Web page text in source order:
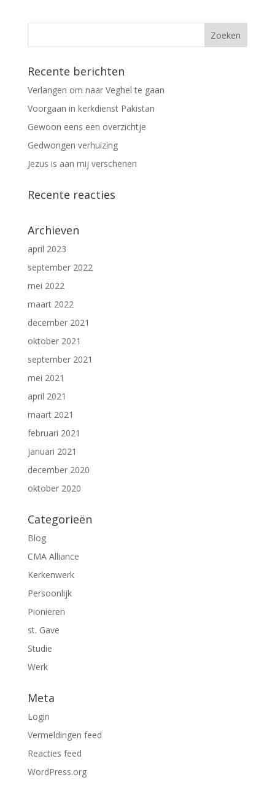
Recente berichten
Verlangen om naar Veghel te gaan
Voorgaan in kerkdienst Pakistan
Gewoon eens een overzichtje
Gedwongen verhuizing
Jezus is aan mij verschenen
Recente reacties
Archieven
april 2023
september 2022
mei 2022
maart 2022
december 2021
oktober 2021
september 2021
mei 2021
april 2021
maart 2021
februari 2021
januari 2021
december 2020
oktober 2020
Categorieën
Blog
CMA Alliance
Kerkenwerk
Persoonlijk
Pionieren
st. Gave
Studie
Werk
Meta
Login
Vermeldingen feed
Reacties feed
WordPress.org